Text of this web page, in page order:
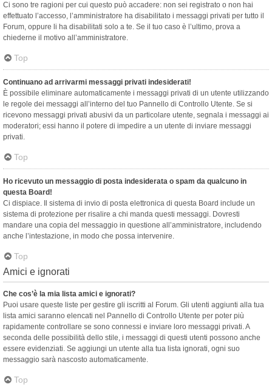
Ci sono tre ragioni per cui questo può accadere: non sei registrato o non hai
effettuato l’accesso, l’amministratore ha disabilitato i messaggi privati per tutto il
Forum, oppure li ha disabilitati solo a te. Se il tuo caso è l’ultimo, prova a
chiederne il motivo all’amministratore.
Top
Continuano ad arrivarmi messaggi privati indesiderati!
È possibile eliminare automaticamente i messaggi privati ​​di un utente utilizzando
le regole dei messaggi all’interno del tuo Pannello di Controllo Utente. Se si
ricevono messaggi privati ​​abusivi da un particolare utente, segnala i messaggi ai
moderatori; essi hanno il potere di impedire a un utente di inviare messaggi
privati​​.
Top
Ho ricevuto un messaggio di posta indesiderata o spam da qualcuno in
questa Board!
Ci dispiace. Il sistema di invio di posta elettronica di questa Board include un
sistema di protezione per risalire a chi manda questi messaggi. Dovresti
mandare una copia del messaggio in questione all’amministratore, includendo
anche l’intestazione, in modo che possa intervenire.
Top
Amici e ignorati
Che cos’è la mia lista amici e ignorati?
Puoi usare queste liste per gestire gli iscritti al Forum. Gli utenti aggiunti alla tua
lista amici saranno elencati nel Pannello di Controllo Utente per poter più
rapidamente controllare se sono connessi e inviare loro messaggi privati. A
seconda delle possibilità dello stile, i messaggi di questi utenti possono anche
essere evidenziati. Se aggiungi un utente alla tua lista ignorati, ogni suo
messaggio sarà nascosto automaticamente.
Top